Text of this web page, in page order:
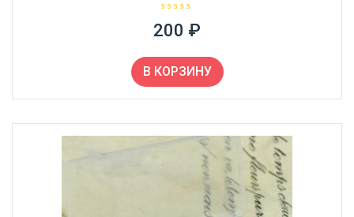
ц
е
к
а
0
и
200 ₽
В КОРЗИНУ